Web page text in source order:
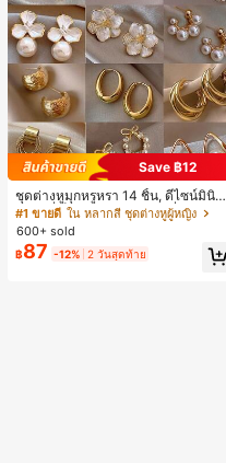
Save ฿12
ชุดต่างหูมุกหรูหรา 14 ชิ้น, ดีไซน์มินิมอ
ลใหม่ที่เป็นเอกลักษณ์ ต่างหูที่สง่างาม
สำหรับผู้หญิง, ของขวัญสำหรับเธอ
#1 ขายดี ใน หลากสี ชุดต่างหูผู้หญิง
600+ sold
฿87 -12% 2 วันสุดท้าย